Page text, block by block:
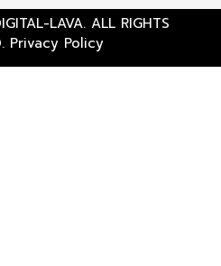
LAVA. ALL RIGHTS
Privacy Policy